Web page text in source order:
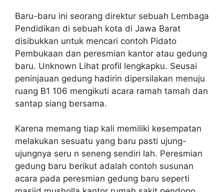
Baru-baru ini seorang direktur sebuah Lembaga
Pendidikan di sebuah kota di Jawa Barat
disibukkan untuk mencari contoh Pidato
Pembukaan dan peresmian kantor atau gedung
baru. Unknown Lihat profil lengkapku. Seusai
peninjauan gedung hadirin dipersilakan menuju
ruang B1 106 mengikuti acara ramah tamah dan
santap siang bersama.
Karena memang tiap kali memiliki kesempatan
melakukan sesuatu yang baru pasti ujung-
ujungnya seru n seneng sendiri lah. Peresmian
gedung baru berikut adalah contoh susunan
acara pada peresmian gedung baru seperti